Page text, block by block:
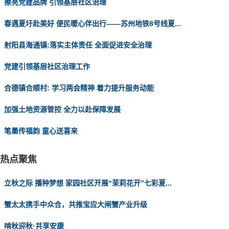
擦亮党建品牌 引领基层社区治理
春遇夏圩赴美好 便民暖心伴出行——苏州地铁8号线夏...
射阳县海通镇:落实主体责任 全面促进安全治理
党建引领基层社区治理工作
合德镇合顺村: 学习两会精神 着力提升服务动能
加强土地资源管控 全力以赴保障发展
笔墨传福韵 童心送喜来
热点聚焦
立秋之际 播种梦想 家园社区开展“茉莉花开”七彩夏...
蟹太太携手中众合，共推宝应大闸蟹产业升级
啃秋迎秋·共享安康